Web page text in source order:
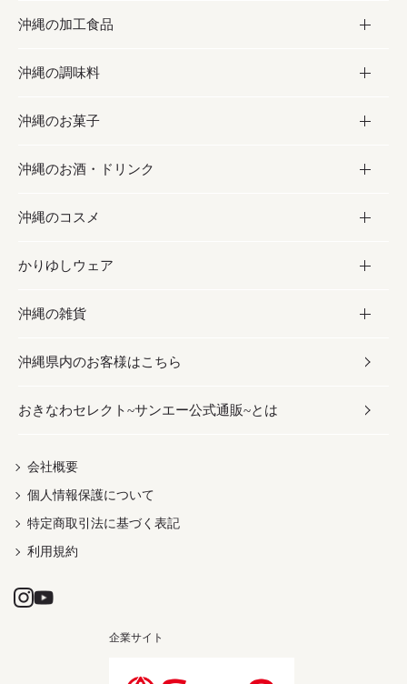
お取り寄せグルメ
フルーツ・野菜
お肉
海産物
沖縄の加工食品
加工食品
缶詰／パウチ
沖縄料理
沖縄そば／乾麺
レトルト食品
乾物／粉類
沖縄の調味料
調味料
砂糖／黒砂糖
塩
お酢／ドレッシング
しょうゆ
みそ
だし／スパイス／島唐辛子
沖縄のお菓子
お菓子
黒糖
ちんすこう
伝統菓子
スナック
おつまみ
紅芋
沖縄のお酒・ドリンク
お酒・ドリンク
泡盛
ビール・チューハイ
ワイン・ウィスキー・カクテル
ドリンク
茶葉
沖縄のコスメ
コスメ
スキンケア
ボディケア
ヘアケア
UVケア
かりゆしウェア
かりゆしウェア
メンズ
レディース
沖縄の雑貨
雑貨
沖縄ファッション
伝統工芸品
沖縄県内のお客様はこちら
おきなわセレクト~サンエー公式通販~とは
会社概要
個人情報保護について
特定商取引法に基づく表記
利用規約
企業サイト